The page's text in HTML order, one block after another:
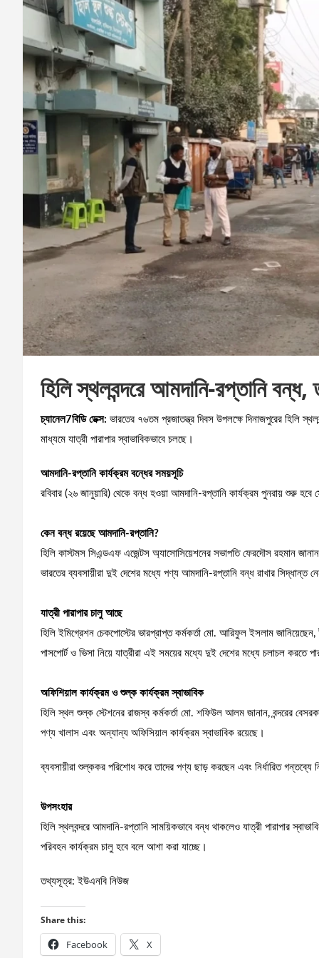
হিলি স্থলবন্দরে আমদানি-রপ্তানি বন্ধ,
চ্যানেল7বিডি ডেক্স: ভারতের ৭৬তম প্রজাতন্ত্র দিবস উপলক্ষে দিনাজপুরের হিলি
মাধ্যমে যাত্রী পারাপার স্বাভাবিকভাবে চলছে।
আমদানি-রপ্তানি কার্যক্রম বন্ধের সময়সূচি
রবিবার (২৬ জানুয়ারি) থেকে বন্ধ হওয়া আমদানি-রপ্তানি কার্যক্রম পুনরায় শুরু হবে
কেন বন্ধ রয়েছে আমদানি-রপ্তানি?
হিলি কাস্টমস সিএন্ডএফ এজেন্টস অ্যাসোসিয়েশনের সভাপতি ফেরদৌস রহমান
ভারতের ব্যবসায়ীরা দুই দেশের মধ্যে পণ্য আমদানি-রপ্তানি বন্ধ রাখার সিদ্ধান্ত
যাত্রী পারাপার চালু আছে
হিলি ইমিগ্রেশন চেকপোস্টের ভারপ্রাপ্ত কর্মকর্তা মো. আরিফুল ইসলাম
পাসপোর্ট ও ভিসা নিয়ে যাত্রীরা এই সময়ের মধ্যে দুই দেশের মধ্যে চলাচল করতে
অফিশিয়াল কার্যক্রম ও শুল্ক কার্যক্রম স্বাভাবিক
হিলি স্থল শুল্ক স্টেশনের রাজস্ব কর্মকর্তা মো. শফিউল আলম জানান, বন্দরের
পণ্য খালাস এবং অন্যান্য অফিসিয়াল কার্যক্রম স্বাভাবিক রয়েছে।
ব্যবসায়ীরা শুল্ককর পরিশোধ করে তাদের পণ্য ছাড় করছেন এবং নির্ধারিত গন্তব্যে
উপসংহার
হিলি স্থলবন্দরে আমদানি-রপ্তানি সাময়িকভাবে বন্ধ থাকলেও যাত্রী পারাপার
পরিবহন কার্যক্রম চালু হবে বলে আশা করা যাচ্ছে।
তথ্যসূত্র: ইউএনবি নিউজ
Share this:
Facebook X